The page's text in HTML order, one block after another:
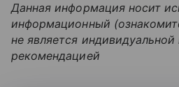
Данная информация носит
информационный
не является
рекомендацией